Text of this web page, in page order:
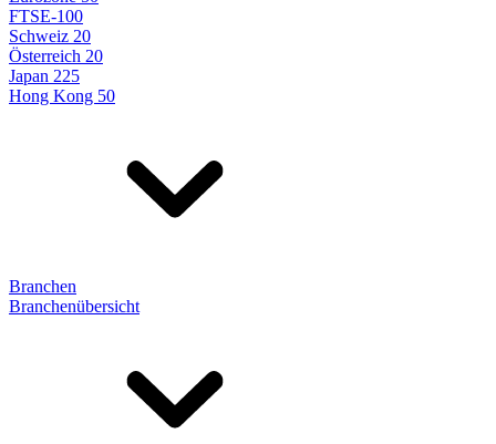
FTSE-100
Schweiz 20
Österreich 20
Japan 225
Hong Kong 50
Branchen
Branchenübersicht